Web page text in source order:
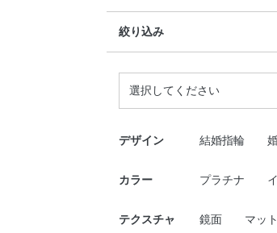
絞り込み
選択してください
デザイン 結婚指輪
カラー プラチナ
テクスチャ 鏡面 マット